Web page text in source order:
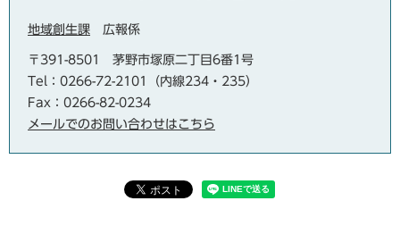
地域創生課 広報係
〒391-8501
茅野市塚原二丁目6番1号
Tel：0266-72-2101（内線234・235）
Fax：0266-82-0234
メールでのお問い合わせはこちら